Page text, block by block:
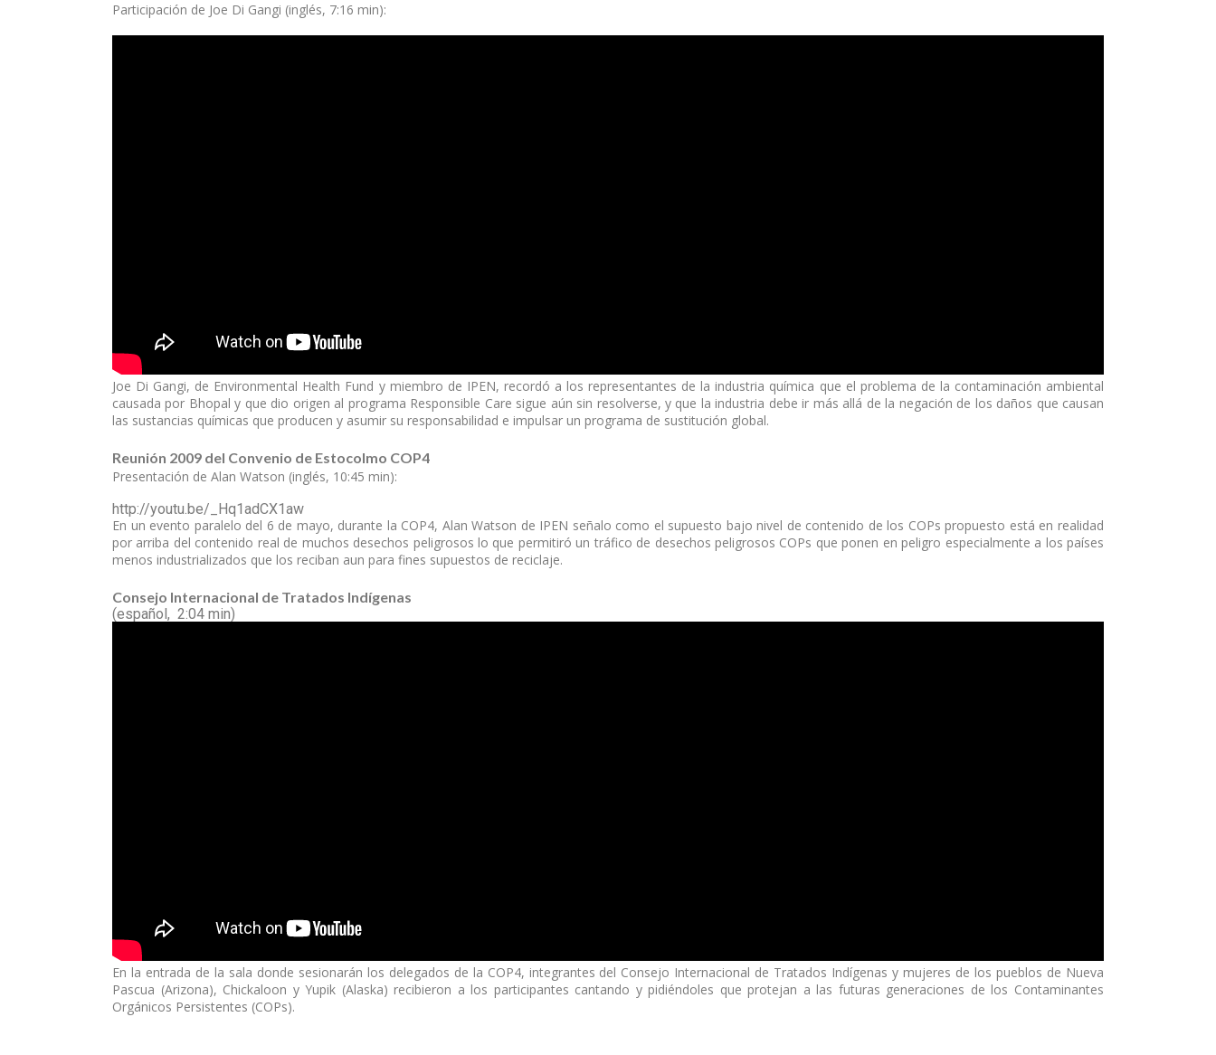
Participación de Joe Di Gangi (inglés, 7:16 min):
Joe Di Gangi, de Environmental Health Fund y miembro de IPEN, recordó a los representantes de la industria química que el problema de la contaminación ambiental
causada por Bhopal y que dio origen al programa Responsible Care sigue aún sin resolverse, y que la industria debe ir más allá de la negación de los daños que causan
las sustancias químicas que producen y asumir su responsabilidad e impulsar un programa de sustitución global.
Reunión 2009 del Convenio de Estocolmo COP4
Presentación de Alan Watson (inglés, 10:45 min):
http://youtu.be/_Hq1adCX1aw
En un evento paralelo del 6 de mayo, durante la COP4, Alan Watson de IPEN señalo como el supuesto bajo nivel de contenido de los COPs propuesto está en realidad
por arriba del contenido real de muchos desechos peligrosos lo que permitiró un tráfico de desechos peligrosos COPs que ponen en peligro especialmente a los países
menos industrializados que los reciban aun para fines supuestos de reciclaje.
Consejo Internacional de Tratados Indígenas
(español, 2:04 min)
En la entrada de la sala donde sesionarán los delegados de la COP4, integrantes del Consejo Internacional de Tratados Indígenas y mujeres de los pueblos de Nueva
Pascua (Arizona), Chickaloon y Yupik (Alaska) recibieron a los participantes cantando y pidiéndoles que protejan a las futuras generaciones de los Contaminantes
Orgánicos Persistentes (COPs).